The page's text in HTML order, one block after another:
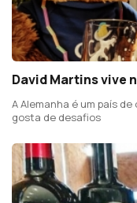
David Martins vive
A Alemanha é um país
gosta de desafios